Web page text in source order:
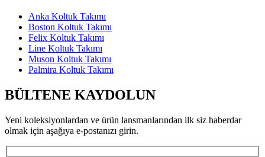
Anka Koltuk Takımı
Boston Koltuk Takımı
Felix Koltuk Takımı
Line Koltuk Takımı
Muson Koltuk Takımı
Palmira Koltuk Takımı
BÜLTENE KAYDOLUN
Yeni koleksiyonlardan ve ürün lansmanlarından ilk siz haberdar
olmak için aşağıya e-postanızı girin.